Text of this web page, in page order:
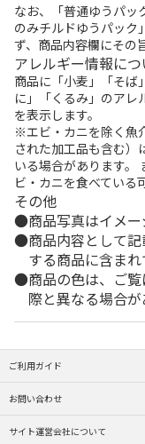
なお、「普通ゆうパッ
のみチルドゆうパック
ず、商品内容欄にその
アレルギー情報につ
商品に「小麦」「そば
に」「くるみ」のアレ
を表示します。
※エビ・カニを除く魚
された加工品も含む）
いる場合があります。
ビ・カニを食べている
その他
商品写真はイメー
商品内容として
する商品に含まれ
商品の色は、ご
際と異なる場合が
ご利用ガイド
お問い合わせ
サイト運営会社について